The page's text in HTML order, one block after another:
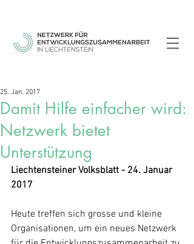
Damit Hilfe einfacher wird:
Netzwerk bietet
Unterstützung
25. Jan. 2017
Liechtensteiner Volksblatt - 24. Januar
2017
Heute treffen sich grosse und kleine
Organisationen, um ein neues Netzwerk